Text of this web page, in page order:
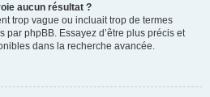
aucun résultat ?
trop vague ou incluait trop de termes
par phpBB. Essayez d’être plus précis et
dans la recherche avancée.